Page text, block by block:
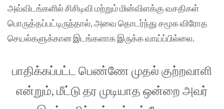
அவ்விடங்களில் சிசிடிவி மற்றும் மின்விளக்கு வசதிகள்
பொருத்தப்பட்டிருந்தால், அவை தொடர்ந்து சமூக விரோத
செயல்களுக்கான இடங்களாக இருக்க வாய்ப்பில்லை.
பாதிக்கப்பட்ட பெண்ணே முதல் குற்றவாளி
என்றும், மீட்டு தர முடியாத ஒன்றை அவர்